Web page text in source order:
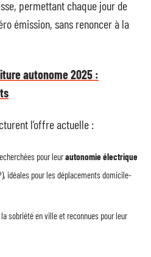
permettant chaque jour de
émission, sans renoncer à la
autonome 2025 :
l’offre actuelle :
pour leurautonomie électrique
idéales pour les déplacements domicile-
sobriété en ville et reconnues pour leur